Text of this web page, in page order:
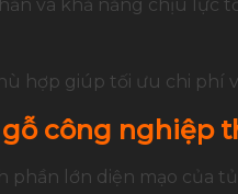
và khả năng chịu lực
hợp giúp tối ưu chi
công nghiệp
lớn diện mạo của